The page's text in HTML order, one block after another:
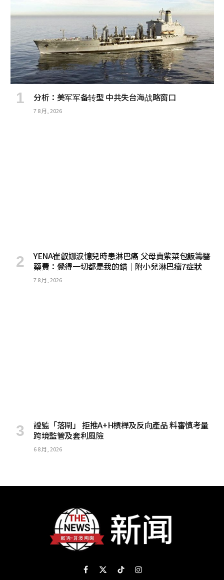
分析：美军军备转型 中共失台海战略窗口
7 8 月, 2026
YENA崔叡娜淚憶兒時患淋巴癌 父母賣紫菜包飯籌醫
藥費：覺得一切都是我的錯｜附小兒淋巴瘤7症狀
7 8 月, 2026
證監「落閘」 拒推A+H槓桿及反向產品 料審慎考量
跨境監管及套利風險
6 8 月, 2026
Facebook
X
TikTokInstagram